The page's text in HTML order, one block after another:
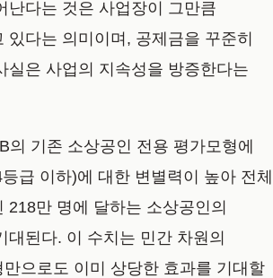
난다는 것은 사업장이 그만큼
있다는 의미이며, 공제금을 꾸준히
실은 사업의 지속성을 방증한다는
의 기존 소상공인 전용 평가모형에
급 이하)에 대한 변별력이 높아 전체
218만 명에 달하는 소상공인의
대된다. 이 수치는 민간 차원의
으로도 이미 상당한 효과를 기대할